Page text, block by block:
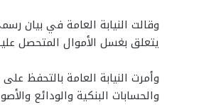
وقالت النيابة العامة في بيان
يتعلق بغسل الأموال المتحصل
وأمرت النيابة العامة بالتحفظ
والحسابات البنكية والودائع